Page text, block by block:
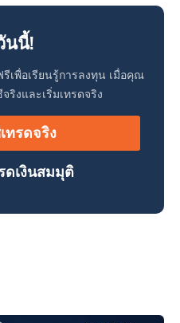
นนี้!
เพื่อเรียนรู้การลงทุน เมื่อคุณ
งและเริ่มเทรดจริง
ทรดจริง
ดเงินสมมุติ